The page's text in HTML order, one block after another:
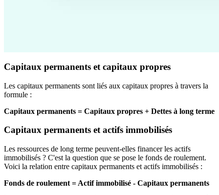
Capitaux permanents et capitaux propres
Les capitaux permanents sont liés aux capitaux propres à travers la
formule :
Capitaux permanents = Capitaux propres + Dettes à long terme
Capitaux permanents et actifs immobilisés
Les ressources de long terme peuvent-elles financer les actifs
immobilisés ? C'est la question que se pose le fonds de roulement.
Voici la relation entre capitaux permanents et actifs immobilisés :
Fonds de roulement = Actif immobilisé - Capitaux permanents